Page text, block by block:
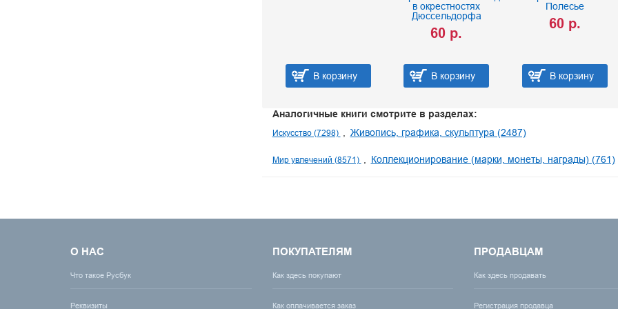
В корзину
в окрестностях
Дюссельдорфа
60 р.
В корзину
Полесье
60 р.
В корзину
Аналогичные книги смотрите в разделах:
Искусство (7298) Живопись, графика, скульптура (2487)
Мир увлечений (8571) Коллекционирование (марки, монеты, награды) (761)
О НАС
Что такое Русбук
Реквизиты
ПОКУПАТЕЛЯМ
Как здесь покупают
Как оплачивается заказ
ПРОДАВЦАМ
Как здесь продавать
Регистрация продавца